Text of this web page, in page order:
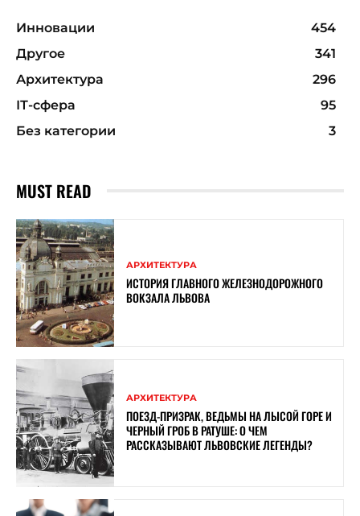
Инновации
454
Другое
341
Архитектура
296
ІТ-сфера
95
Без категории
3
MUST READ
АРХИТЕКТУРА
ИСТОРИЯ ГЛАВНОГО ЖЕЛЕЗНОДОРОЖНОГО
ВОКЗАЛА ЛЬВОВА
АРХИТЕКТУРА
ПОЕЗД-ПРИЗРАК, ВЕДЬМЫ НА ЛЫСОЙ ГОРЕ И
ЧЕРНЫЙ ГРОБ В РАТУШЕ: О ЧЕМ
РАССКАЗЫВАЮТ ЛЬВОВСКИЕ ЛЕГЕНДЫ?